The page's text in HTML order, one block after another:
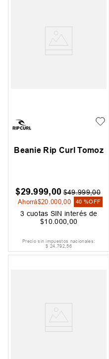
Beanie Rip Curl Tomoz
$29.999,00 $49.999,00
Ahorrá$20 .000 ,00 40 %OFF
3 cuotas SIN interés de
$10 .000 00
Precio sin impuestos nacionales:
$ 24.792,56